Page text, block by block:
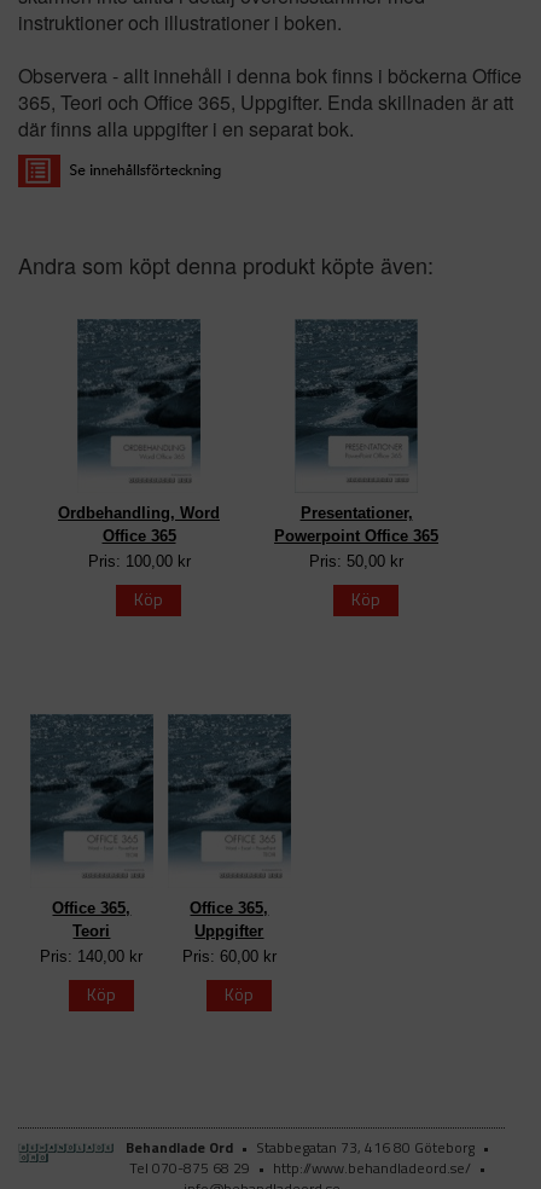
instruktioner och illustrationer i boken.
Observera - allt innehåll i denna bok finns i böckerna Office
365, Teori och Office 365, Uppgifter. Enda skillnaden är att
där finns alla uppgifter i en separat bok.
Andra som köpt denna produkt köpte även:
Ordbehandling, Word
Office 365
Pris: 100,00 kr
Köp
Presentationer,
Powerpoint Office 365
Pris: 50,00 kr
Köp
Office 365,
Teori
Pris: 140,00 kr
Köp
Office 365,
Uppgifter
Pris: 60,00 kr
Köp
Behandlade Ord • Stabbegatan 73, 416 80 Göteborg •
Tel 070-875 68 29 • http://www.behandladeord.se/ •